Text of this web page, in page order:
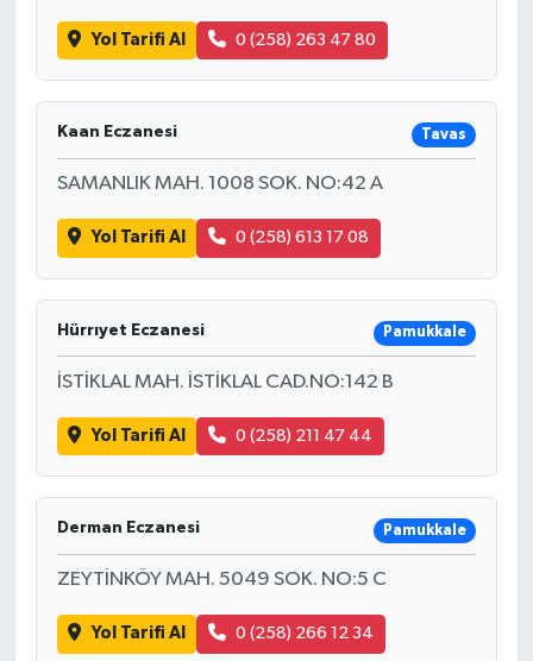
Yol Tarifi Al 0 (258) 263 47 80
Kaan Eczanesi Tavas
SAMANLIK MAH. 1008 SOK. NO:42 A
Yol Tarifi Al 0 (258) 613 17 08
Hürrıyet Eczanesi Pamukkale
İSTİKLAL MAH. İSTİKLAL CAD.NO:142 B
Yol Tarifi Al 0 (258) 211 47 44
Derman Eczanesi Pamukkale
ZEYTİNKÖY MAH. 5049 SOK. NO:5 C
Yol Tarifi Al 0 (258) 266 12 34